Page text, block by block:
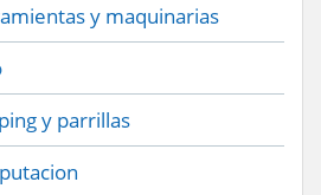
y maquinarias
y parrillas